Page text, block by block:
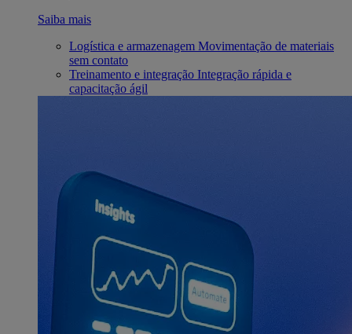
Saiba mais
Logística e armazenagem Movimentação de materiais
sem contato
Treinamento e integração Integração rápida e
capacitação ágil